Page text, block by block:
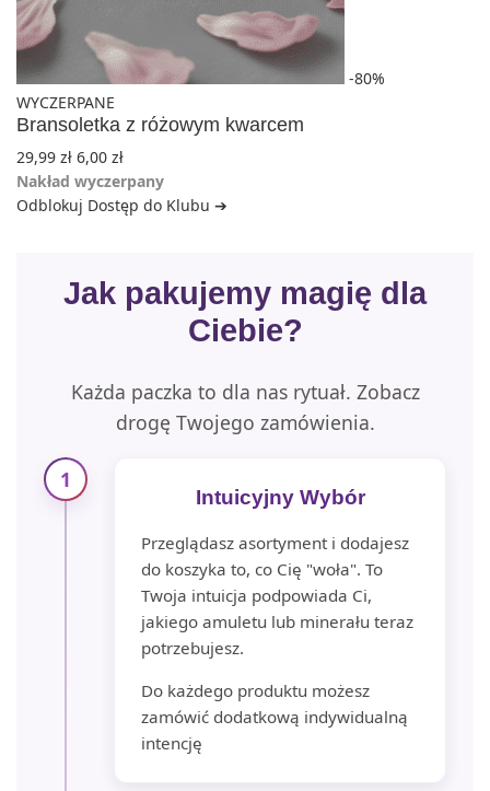
-80%
WYCZERPANE
Bransoletka z różowym kwarcem
29,99 zł 6,00 zł
Nakład wyczerpany
Odblokuj Dostęp do Klubu ➔
Jak pakujemy magię dla
Ciebie?
Każda paczka to dla nas rytuał. Zobacz
drogę Twojego zamówienia.
1
Intuicyjny Wybór
Przeglądasz asortyment i dodajesz
do koszyka to, co Cię "woła". To
Twoja intuicja podpowiada Ci,
jakiego amuletu lub minerału teraz
potrzebujesz.
Do każdego produktu możesz
zamówić dodatkową indywidualną
intencję